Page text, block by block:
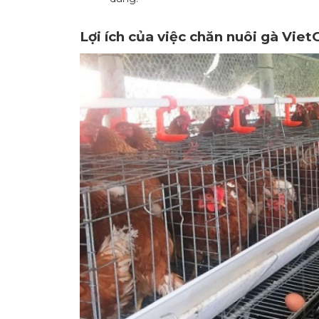
Lợi ích của việc chăn nuôi gà